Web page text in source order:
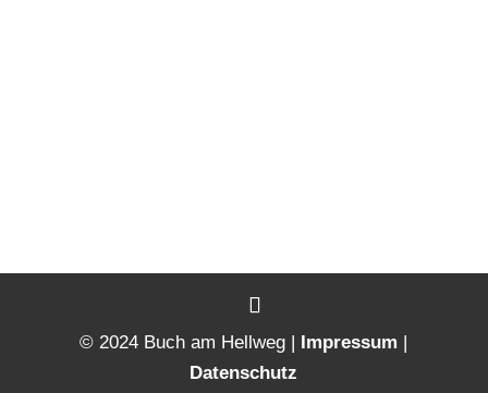
© 2024 Buch am Hellweg | Impressum |
Datenschutz